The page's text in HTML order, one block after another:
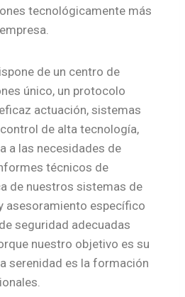
tecnológicamente más
de un centro de
único, un protocolo
actuación, sistemas
de alta tecnología,
a las necesidades de
técnicos de
de nuestros sistemas de
asesoramiento específico
seguridad adecuadas
nuestro objetivo es su
serenidad es la formación